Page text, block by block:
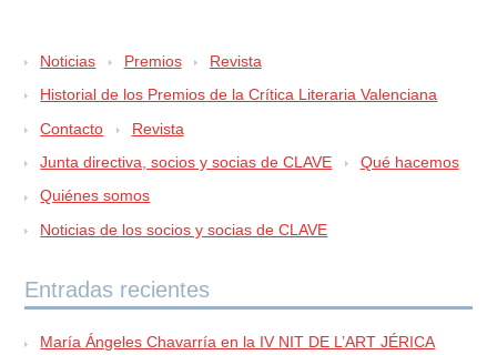
Noticias Premios
Revista
Historial de los Premios de la Crítica Literaria Valenciana
Contacto
Revista
Junta directiva, socios y socias de CLAVE
Qué hacemos
Quiénes somos
Noticias de los socios y socias de CLAVE
Entradas recientes
María Ángeles Chavarría en la IV NIT DE L’ART JÉRICA